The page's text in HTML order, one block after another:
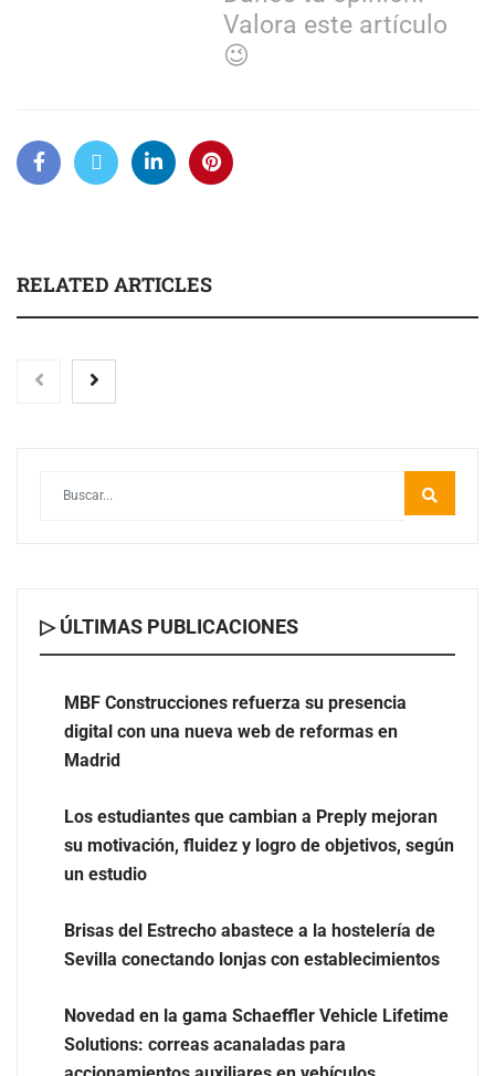
Valora este artículo
😉
RELATED ARTICLES
MBF Construcciones refuerza su presencia digital con
Los estudiantes que cambian a Preply mejoran su
motivación, fluidez y logro de objetivos, según un
▷ ÚLTIMAS PUBLICACIONES
MBF Construcciones refuerza su presencia
digital con una nueva web de reformas en
Madrid
Los estudiantes que cambian a Preply mejoran
su motivación, fluidez y logro de objetivos, según
un estudio
Brisas del Estrecho abastece a la hostelería de
Sevilla conectando lonjas con establecimientos
Novedad en la gama Schaeffler Vehicle Lifetime
Solutions: correas acanaladas para